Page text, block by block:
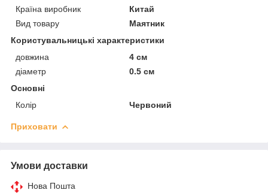
Країна виробник
Китай
Вид товару
Маятник
Користувальницькі характеристики
довжина
4 см
діаметр
0.5 см
Основні
Колір
Червоний
Приховати
Умови доставки
Нова Пошта